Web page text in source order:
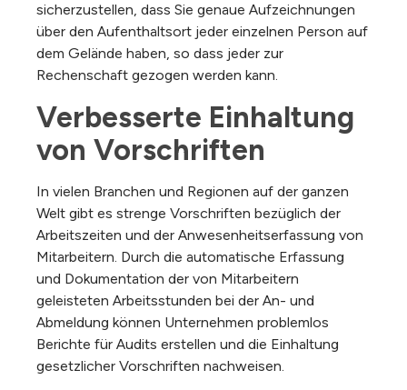
sicherzustellen, dass Sie genaue Aufzeichnungen
über den Aufenthaltsort jeder einzelnen Person auf
dem Gelände haben, so dass jeder zur
Rechenschaft gezogen werden kann.
Verbesserte Einhaltung
von Vorschriften
In vielen Branchen und Regionen auf der ganzen
Welt gibt es strenge Vorschriften bezüglich der
Arbeitszeiten und der Anwesenheitserfassung von
Mitarbeitern. Durch die automatische Erfassung
und Dokumentation der von Mitarbeitern
geleisteten Arbeitsstunden bei der An- und
Abmeldung können Unternehmen problemlos
Berichte für Audits erstellen und die Einhaltung
gesetzlicher Vorschriften nachweisen.